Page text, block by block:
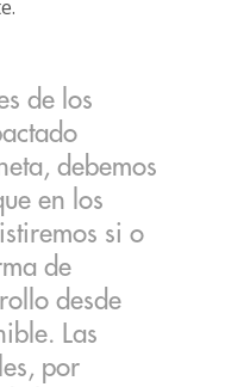
de los
debemos
en los
si o
de
desde
Las
por